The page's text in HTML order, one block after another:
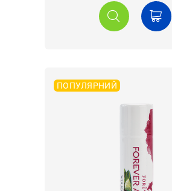
ПОПУЛЯРНИЙ